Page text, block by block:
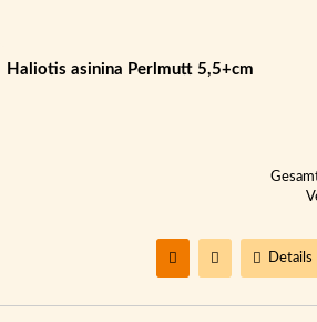
Haliotis asinina Perlmutt 5,5+cm
Details